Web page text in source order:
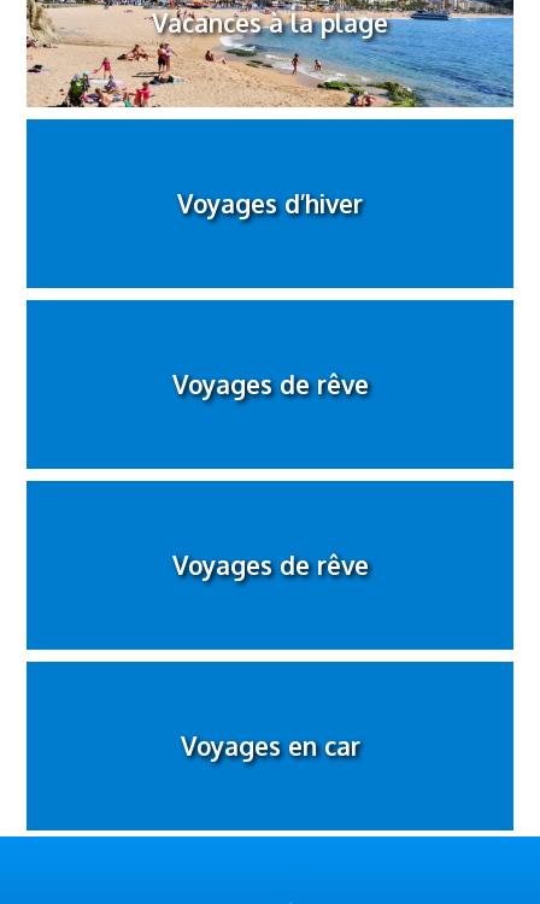
Vacances à la plage
Voyages d’hiver
Voyages de rêve
Voyages de rêve
Voyages en car